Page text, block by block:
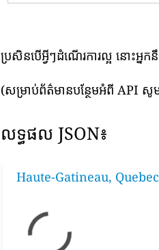
ប្រសិនបើអ្វីៗដំណើរការល្អ នោះអ្
(សម្រាប់ព័ត៌មានបន្ថែមអំពី API សូ
លទ្ធផល JSON៖
Haute-Gatineau,